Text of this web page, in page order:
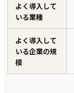
よく導入して
いる業種
よく導入して
いる企業の規
模